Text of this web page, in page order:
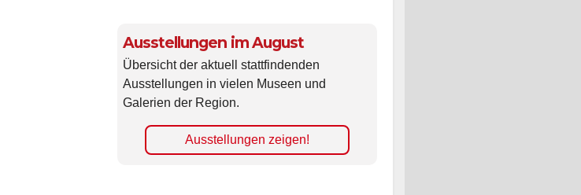
Ausstellungen im August
Übersicht der aktuell stattfindenden
Ausstellungen in vielen Museen und
Galerien der Region.
Ausstellungen zeigen!